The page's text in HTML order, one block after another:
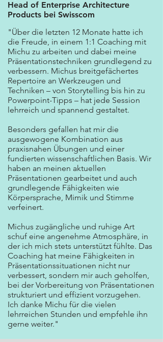
Head of Enterprise Architecture
Products bei Swisscom
"Über die letzten 12 Monate hatte ich
die Freude, in einem 1:1 Coaching mit
Michu zu arbeiten und dabei meine
Präsentationstechniken grundlegend zu
verbessern. Michus breitgefächertes
Repertoire an Werkzeugen und
Techniken – von Storytelling bis hin zu
Powerpoint-Tipps – hat jede Session
lehrreich und spannend gestaltet.
Besonders gefallen hat mir die
ausgewogene Kombination aus
praxisnahen Übungen und einer
fundierten wissenschaftlichen Basis. Wir
haben an meinen aktuellen
Präsentationen gearbeitet und auch
grundlegende Fähigkeiten wie
Körpersprache, Mimik und Stimme
verfeinert.
Michus zugängliche und ruhige Art
schuf eine angenehme Atmosphäre, in
der ich mich stets unterstützt fühlte. Das
Coaching hat meine Fähigkeiten in
Präsentationssituationen nicht nur
verbessert, sondern mir auch geholfen,
bei der Vorbereitung von Präsentationen
strukturiert und effizient vorzugehen.
Ich danke Michu für die vielen
lehrreichen Stunden und empfehle ihn
gerne weiter."